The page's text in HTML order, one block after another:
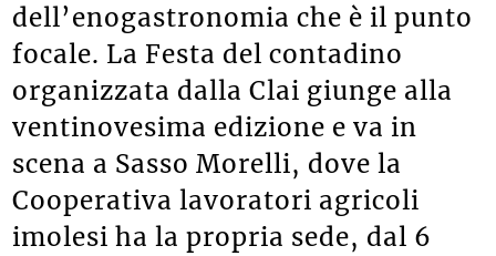
dell’enogastronomia che è il punto
focale. La Festa del contadino
organizzata dalla Clai giunge alla
ventinovesima edizione e va in
scena a Sasso Morelli, dove la
Cooperativa lavoratori agricoli
imolesi ha la propria sede, dal 6